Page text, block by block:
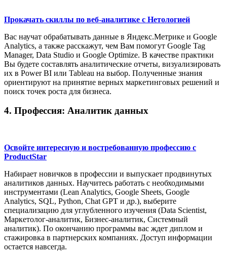
Прокачать скиллы по веб-аналитике с Нетологией
Вас научат обрабатывать данные в Яндекс.Метрике и Google
Analytics, а также расскажут, чем Вам помогут Google Tag
Manager, Data Studio и Google Optimize. В качестве практики
Вы будете составлять аналитические отчеты, визуализировать
их в Power BI или Tableau на выбор. Полученные знания
ориентируют на принятие верных маркетинговых решений и
поиск точек роста для бизнеса.
4. Профессия: Аналитик данных
Освойте интересную и востребованную профессию с
ProductStar
Набирает новичков в профессии и выпускает продвинутых
аналитиков данных. Научитесь работать с необходимыми
инструментами (Lean Analytics, Google Sheets, Google
Analytics, SQL, Python, Chat GPT и др.), выберите
специализацию для углубленного изучения (Data Scientist,
Маркетолог-аналитик, Бизнес-аналитик, Системный
аналитик). По окончанию программы вас ждет диплом и
стажировка в партнерских компаниях. Доступ информации
остается навсегда.